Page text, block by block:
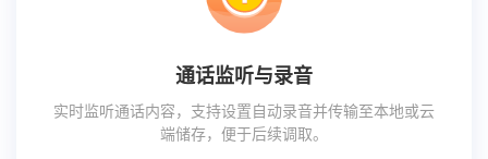
通话监听与录音
实时监听通话内容，支持设置自动录音并传输至本地或云
端储存，便于后续调取。